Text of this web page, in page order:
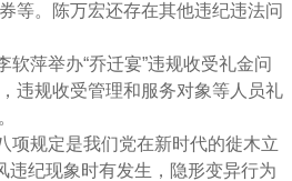
等。陈万宏还存在其他违纪违法问
萍举办“乔迁宴”违规收受礼金问
违规收受管理和服务对象等人员礼
规定是我们党在新时代的徙木立
违纪现象时有发生，隐形变异行为